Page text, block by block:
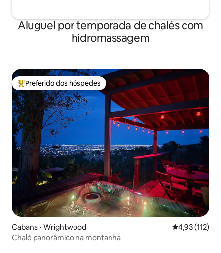
Aluguel por temporada de chalés com
hidromassagem
Entre os melhores preferidos dos hóspedes
Preferido dos hóspedes
Cabana ⋅ Wrightwood 4,93 de uma
4,93 (112)
Chalé panorâmico na montanha